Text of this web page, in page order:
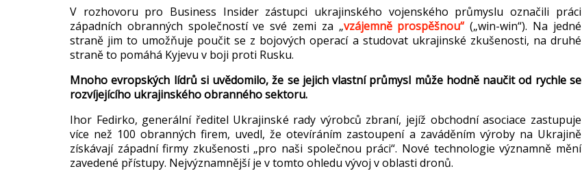
V rozhovoru pro Business Insider zástupci ukrajinského vojenského průmyslu označili práci
západních obranných společností ve své zemi za „vzájemně prospěšnou“ („win-win“). Na jedné
straně jim to umožňuje poučit se z bojových operací a studovat ukrajinské zkušenosti, na druhé
straně to pomáhá Kyjevu v boji proti Rusku.
Mnoho evropských lídrů si uvědomilo, že se jejich vlastní průmysl může hodně naučit od rychle se
rozvíjejícího ukrajinského obranného sektoru.
Ihor Fedirko, generální ředitel Ukrajinské rady výrobců zbraní, jejíž obchodní asociace zastupuje
více než 100 obranných firem, uvedl,že otevíráním zastoupení a zaváděním výroby na Ukrajině
získávají západní firmy zkušenosti „pro naši společnou práci“. Nové technologie významně mění
zavedené přístupy. Nejvýznamnější je v tomto ohledu vývoj v oblasti dronů.